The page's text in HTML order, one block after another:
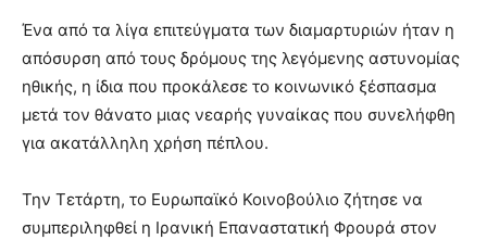
Ένα από τα λίγα επιτεύγματα των διαμαρτυριών ήταν η
απόσυρση από τους δρόμους της λεγόμενης αστυνομίας
ηθικής, η ίδια που προκάλεσε το κοινωνικό ξέσπασμα
μετά τον θάνατο μιας νεαρής γυναίκας που συνελήφθη
για ακατάλληλη χρήση πέπλου.
Την Τετάρτη, το Ευρωπαϊκό Κοινοβούλιο ζήτησε να
συμπεριληφθεί η Ιρανική Επαναστατική Φρουρά στον